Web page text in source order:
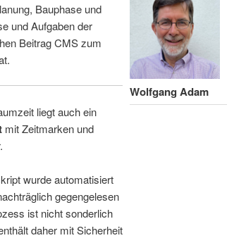
Wolfgang Adam
Bauphase und
und Aufgaben der
Beitrag CMS zum
liegt auch ein
mit Zeitmarken und
wurde automatisiert
gegengelesen
ist nicht sonderlich
daher mit Sicherheit